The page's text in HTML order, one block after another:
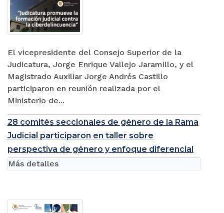
El vicepresidente del Consejo Superior de la
Judicatura, Jorge Enrique Vallejo Jaramillo, y el
Magistrado Auxiliar Jorge Andrés Castillo
participaron en reunión realizada por el
Ministerio de...
28 comités seccionales de género de la Rama
Judicial participaron en taller sobre
perspectiva de género y enfoque diferencial
Más detalles